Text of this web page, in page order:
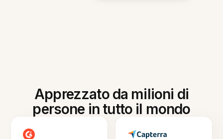
Apprezzato da milioni di
persone in tutto il mondo